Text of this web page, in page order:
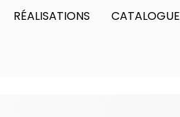
RÉALISATIONS CATALOGUE